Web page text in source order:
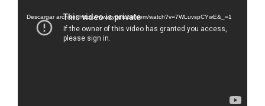
vídeo
Descargar archivo: https://www.youtube.com/watch?v=7WLuvspCYwE&_=1